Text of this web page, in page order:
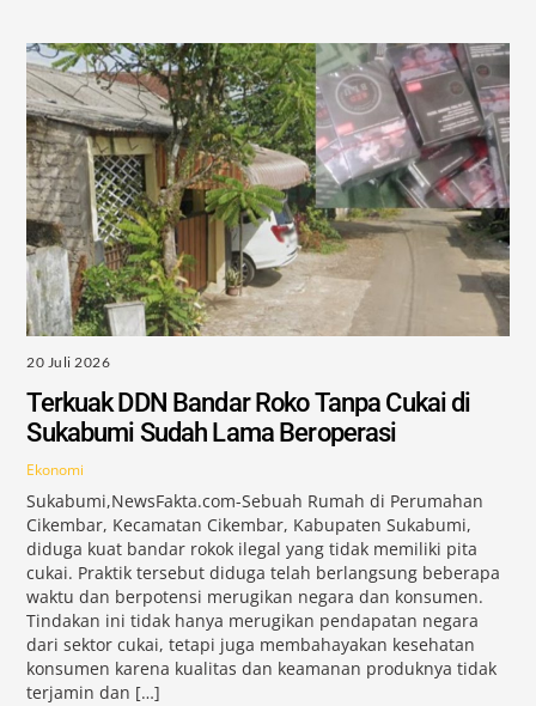
20 Juli 2026
Terkuak DDN Bandar Roko Tanpa Cukai di
Sukabumi Sudah Lama Beroperasi
Ekonomi
Sukabumi,NewsFakta.com-Sebuah Rumah di Perumahan
Cikembar, Kecamatan Cikembar, Kabupaten Sukabumi,
diduga kuat bandar rokok ilegal yang tidak memiliki pita
cukai. Praktik tersebut diduga telah berlangsung beberapa
waktu dan berpotensi merugikan negara dan konsumen.
Tindakan ini tidak hanya merugikan pendapatan negara
dari sektor cukai, tetapi juga membahayakan kesehatan
konsumen karena kualitas dan keamanan produknya tidak
terjamin dan […]